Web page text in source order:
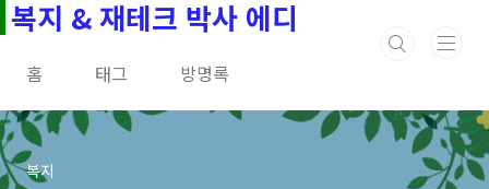
본문 바로가기
복지 & 재테크 박사 에디
홈 태그 방명록
복지